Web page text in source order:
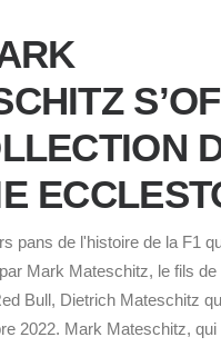
pans de l'histoire de la F1
Mark Mateschitz, le fils de
Bull, Dietrich Mateschitz
2022. Mark Mateschitz,